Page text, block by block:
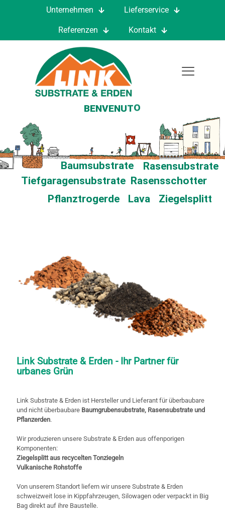
Unternehmen Lieferservice
Referenzen Kontakt
Baumsubstrate
Rasensubstrate
Rasensschotter
Tiefgaragensubstrate
Pflanztrogerde
Lava Ziegelsplitt
GRÜEZI
W IL LKOMM
B IE NVENUE
BENVENUTO
Link Substrate & Erden - Ihr Partner für
urbanes Grün
Link Substrate & Erden ist Hersteller und Lieferant für überbaubare
und nicht überbaubare Baumgrubensubstrate, Rasensubstrate und
Pflanzerden.
Wir produzieren unsere Substrate & Erden aus offenporigen
Komponenten:
Ziegelsplitt aus recycelten Tonziegeln
Vulkanische Rohstoffe
Von unserem Standort liefern wir unsere Substrate & Erden
schweizweit lose in Kippfahrzeugen, Silowagen oder verpackt in Big
Bag direkt auf ihre Baustelle.